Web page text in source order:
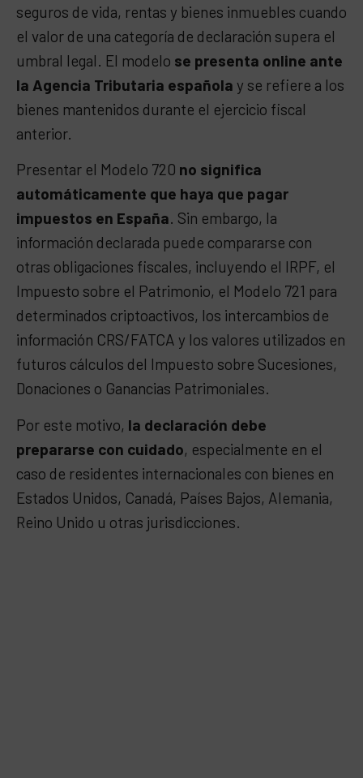
seguros de vida, rentas y bienes inmuebles cuando
el valor de una categoría de declaración supera el
umbral legal. El modelo se presenta online ante
la Agencia Tributaria española y se refiere a los
bienes mantenidos durante el ejercicio fiscal
anterior.
Presentar el Modelo 720 no significa
automáticamente que haya que pagar
impuestos en España. Sin embargo, la
información declarada puede compararse con
otras obligaciones fiscales, incluyendo el IRPF, el
Impuesto sobre el Patrimonio, el Modelo 721 para
determinados criptoactivos, los intercambios de
información CRS/FATCA y los valores utilizados en
futuros cálculos del Impuesto sobre Sucesiones,
Donaciones o Ganancias Patrimoniales.
Por este motivo, la declaración debe
prepararse con cuidado, especialmente en el
caso de residentes internacionales con bienes en
Estados Unidos, Canadá, Países Bajos, Alemania,
Reino Unido u otras jurisdicciones.